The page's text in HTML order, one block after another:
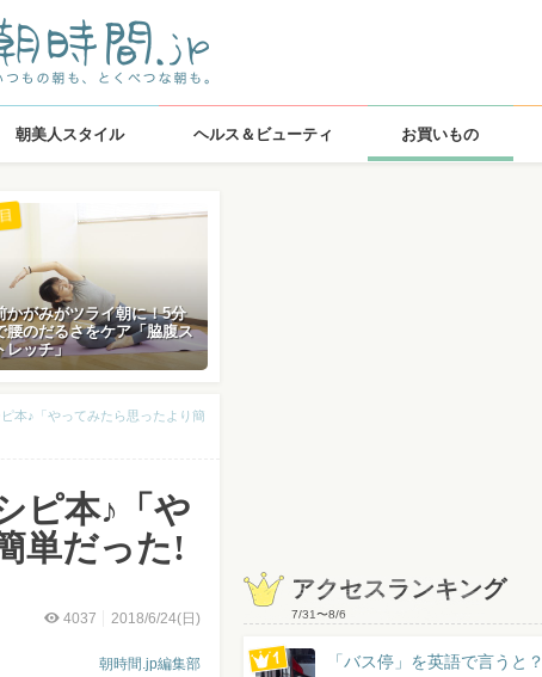
朝美人スタイル ヘルス＆ビューティ お買いもの
かがみがツライ朝に！5分
腰のだるさをケア「脇腹ス
レッチ」
本♪「やってみたら思ったより簡
ピ本♪「や
単だった!
4037 2018/6/24(日)
朝時間.jp編集部
アクセスランキング
7/31〜8/6
「バス停」を英語で言うと？